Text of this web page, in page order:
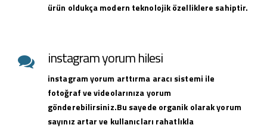
ürün oldukça modern teknolojik özelliklere sahiptir.
instagram yorum hilesi
instagram yorum arttırma aracı sistemi ile
fotoğraf ve videolarınıza yorum
gönderebilirsiniz.Bu sayede organik olarak yorum
sayınız artar ve kullanıcları rahatlıkla